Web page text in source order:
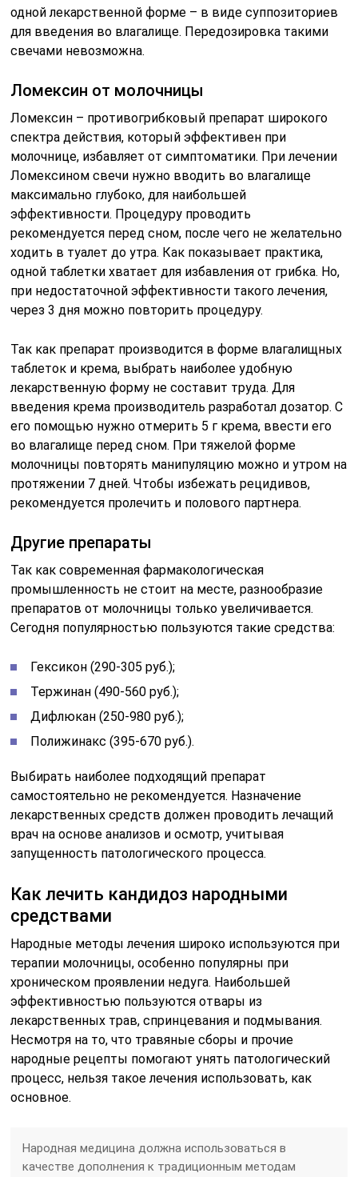
одной лекарственной форме – в виде суппозиториев
для введения во влагалище. Передозировка такими
свечами невозможна.
Ломексин от молочницы
Ломексин – противогрибковый препарат широкого
спектра действия, который эффективен при
молочнице, избавляет от симптоматики. При лечении
Ломексином свечи нужно вводить во влагалище
максимально глубоко, для наибольшей
эффективности. Процедуру проводить
рекомендуется перед сном, после чего не желательно
ходить в туалет до утра. Как показывает практика,
одной таблетки хватает для избавления от грибка. Но,
при недостаточной эффективности такого лечения,
через 3 дня можно повторить процедуру.
Так как препарат производится в форме влагалищных
таблеток и крема, выбрать наиболее удобную
лекарственную форму не составит труда. Для
введения крема производитель разработал дозатор. С
его помощью нужно отмерить 5 г крема, ввести его
во влагалище перед сном. При тяжелой форме
молочницы повторять манипуляцию можно и утром на
протяжении 7 дней. Чтобы избежать рецидивов,
рекомендуется пролечить и полового партнера.
Другие препараты
Так как современная фармакологическая
промышленность не стоит на месте, разнообразие
препаратов от молочницы только увеличивается.
Сегодня популярностью пользуются такие средства:
Гексикон (290-305 руб.);
Тержинан (490-560 руб.);
Дифлюкан (250-980 руб.);
Полижинакс (395-670 руб.).
Выбирать наиболее подходящий препарат
самостоятельно не рекомендуется. Назначение
лекарственных средств должен проводить лечащий
врач на основе анализов и осмотр, учитывая
запущенность патологического процесса.
Как лечить кандидоз народными
средствами
Народные методы лечения широко используются при
терапии молочницы, особенно популярны при
хроническом проявлении недуга. Наибольшей
эффективностью пользуются отвары из
лекарственных трав, спринцевания и подмывания.
Несмотря на то, что травяные сборы и прочие
народные рецепты помогают унять патологический
процесс, нельзя такое лечения использовать, как
основное.
Народная медицина должна использоваться в
качестве дополнения к традиционным методам